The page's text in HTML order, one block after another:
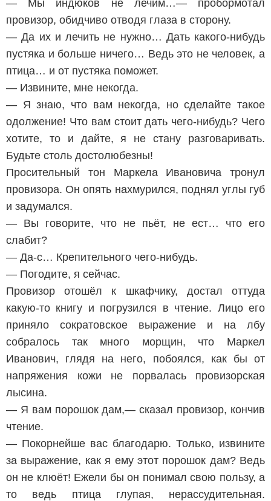
— Мы индюков не лечим…— пробормотал
провизор, обидчиво отводя глаза в сторону.
— Да их и лечить не нужно… Дать какого-нибудь
пустяка и больше ничего… Ведь это не человек, а
птица… и от пустяка поможет.
— Извините, мне некогда.
— Я знаю, что вам некогда, но сделайте такое
одолжение! Что вам стоит дать чего-нибудь? Чего
хотите, то и дайте, я не стану разговаривать.
Будьте столь достолюбезны!
Просительный тон Маркела Ивановича тронул
провизора. Он опять нахмурился, поднял углы губ
и задумался.
— Вы говорите, что не пьёт, не ест… что его
слабит?
— Да-с… Крепительного чего-нибудь.
— Погодите, я сейчас.
Провизор отошёл к шкафчику, достал оттуда
какую-то книгу и погрузился в чтение. Лицо его
приняло cократовское выражение и на лбу
собралось так много морщин, что Маркел
Иванович, глядя на него, побоялся, как бы от
напряжения кожи не порвалась провизорская
лысина.
— Я вам порошок дам,— сказал провизор, кончив
чтение.
— Покорнейше вас благодарю. Только, извините
за выражение, как я ему этот порошок дам? Ведь
он не клюёт! Ежели бы он понимал свою пользу, а
то ведь птица глупая, нерассудительная.